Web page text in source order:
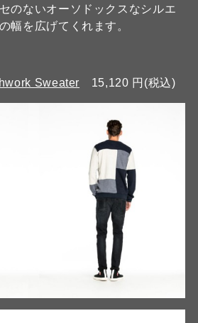
のないオーソドックスなシルエ
幅を広げてくれます。
Sweater 15,120 円(税込)